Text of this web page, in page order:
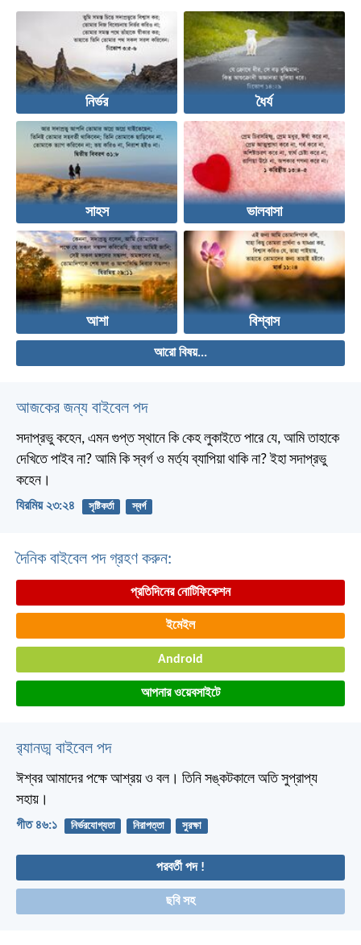
নির্ভর ধৈর্য
সাহস ভালবাসা
আশা বিশ্বাস
আরো বিষয়...
আজকের জন্য বাইবেল পদ
সদাপ্রভু কহেন, এমন গুপ্ত স্থানে কি কেহ লুকাইতে পারে যে, আমি তাহাকে
দেখিতে পাইব না? আমি কি স্বর্গ ও মর্ত্য ব্যাপিয়া থাকি না? ইহা সদাপ্রভু
কহেন।
যিরমিয় ২৩:২৪ সৃষ্টিকর্তা স্বর্গ
দৈনিক বাইবেল পদ গ্রহণ করুন:
প্রতিদিনের নোটিফিকেশন
ইমেইল
Android
আপনার ওয়েবসাইটে
র‌্যানড্ম বাইবেল পদ
ঈশ্বর আমাদের পক্ষে আশ্রয় ও বল। তিনি সঙ্কটকালে অতি সুপ্রাপ্য
সহায়।
গীত ৪৬:১ নির্ভরযোগ্যতা নিরাপত্তা সুরক্ষা
পরবর্তী পদ !
ছবি সহ